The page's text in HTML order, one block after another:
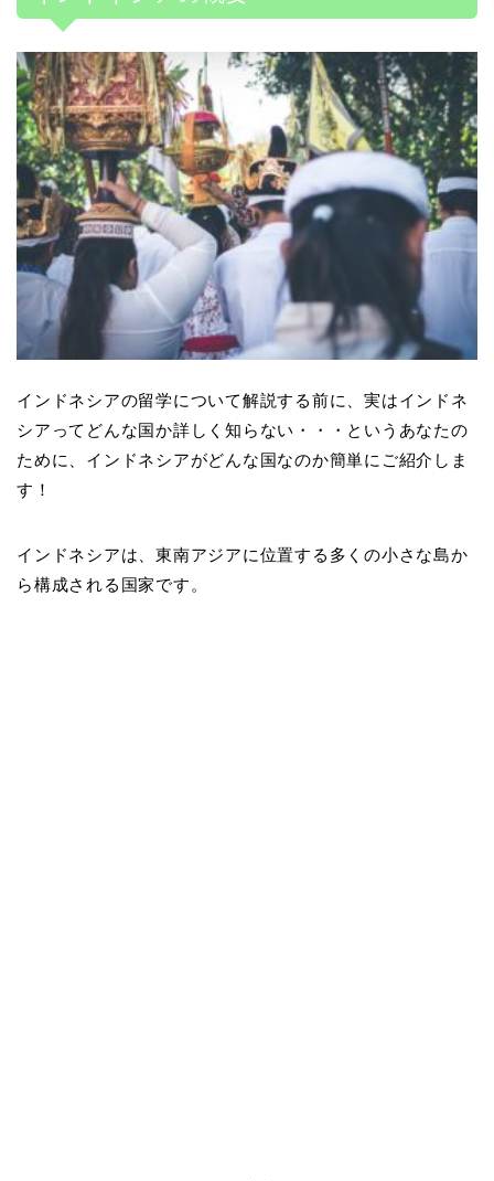
インドネシアの留学について解説する前に、実はインドネ
シアってどんな国か詳しく知らない・・・というあなたの
ために、インドネシアがどんな国なのか簡単にご紹介しま
す！
インドネシアは、東南アジアに位置する多くの小さな島か
ら構成される国家です。